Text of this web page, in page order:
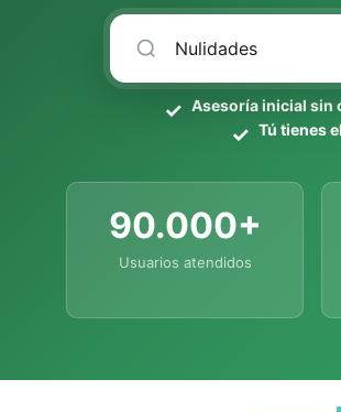
Asesoría inicial sin
Tú tienes
90.000+
Usuarios atendidos